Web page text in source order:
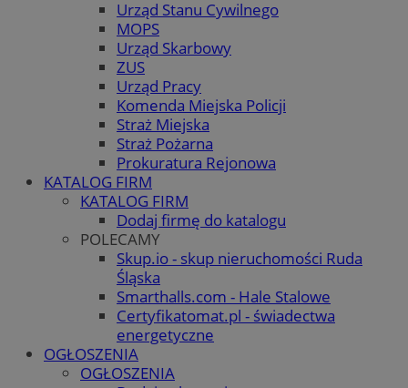
Urząd Stanu Cywilnego
MOPS
Urząd Skarbowy
ZUS
Urząd Pracy
Komenda Miejska Policji
Straż Miejska
Straż Pożarna
Prokuratura Rejonowa
KATALOG FIRM
KATALOG FIRM
Dodaj firmę do katalogu
POLECAMY
Skup.io - skup nieruchomości Ruda
Śląska
Smarthalls.com - Hale Stalowe
Certyfikatomat.pl - świadectwa
energetyczne
OGŁOSZENIA
OGŁOSZENIA